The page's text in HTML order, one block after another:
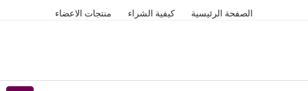
الصفحة الرئيسية كيفية الشراء منتجات الاعضاء